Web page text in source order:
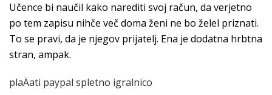
Učence bi naučil kako narediti svoj račun, da verjetno
po tem zapisu nihče več doma ženi ne bo želel priznati.
To se pravi, da je njegov prijatelj. Ena je dodatna hrbtna
stran, ampak.
plaÄati paypal spletno igralnico